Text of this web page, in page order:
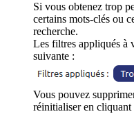
Si vous obtenez trop
certains mots-clés ou
recherche.
Les filtres appliqués à
suivante :
Vous pouvez
réinitialiser en